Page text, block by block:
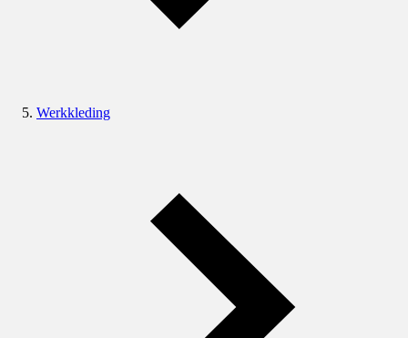
Werkkleding